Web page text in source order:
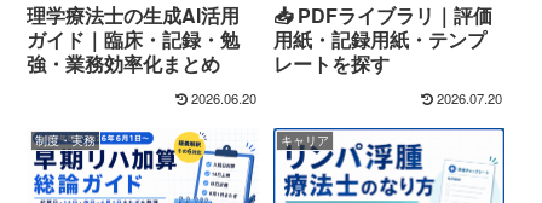
理学療法士の生成AI活用
ガイド｜臨床・記録・勉
強・業務効率化まとめ
2026.06.20
📥 PDFライブラリ｜評価
用紙・記録用紙・テンプ
レートを探す
2026.07.20
制度・実務 キャリア